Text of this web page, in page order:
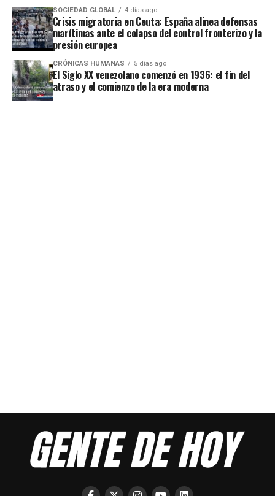
SOCIEDAD GLOBAL 4 días ago
Crisis migratoria en Ceuta: España alinea defensas
marítimas ante el colapso del control fronterizo y la
presión europea
CRÓNICAS HUMANAS 5 días ago
El Siglo XX venezolano comenzó en 1936: el fin del
atraso y el comienzo de la era moderna